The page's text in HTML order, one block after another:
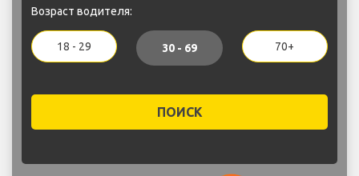
Возраст водителя:
18 - 29 30 - 69 70+
ПОИСК